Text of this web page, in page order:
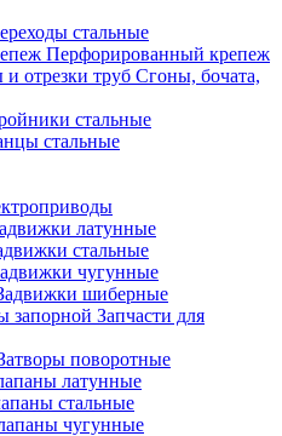
стальные
Перфорированный крепеж
Сгоны, бочата,
стальные
стальные
латунные
стальные
чугунные
шиберные
Запчасти для
поворотные
латунные
стальные
чугунные